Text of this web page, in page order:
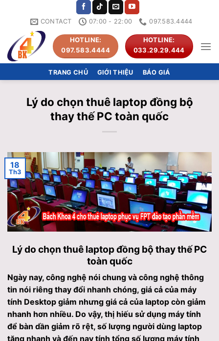
CONTACT 07:00 - 22:00 097.583.4444
HOTLINE:
097.583.4444
HOTLINE:
033.29.29.444
TRANG CHỦ GIỚI THIỆU BÁO GIÁ
Lý do chọn thuê laptop đồng bộ
thay thế PC toàn quốc
18
Th3
Lý do chọn thuê laptop đồng bộ thay thế PC
toàn quốc
Ngày nay, công nghệ nói chung và công nghệ thông
tin nói riêng thay đổi nhanh chóng, giá cả của máy
tính Desktop giảm nhưng giá cả của laptop còn giảm
nhanh hơn nhiều. Do vậy, thị hiếu sử dụng máy tính
để bàn dần giảm rõ rệt, số lượng người dùng laptop
tăng nhanh và đến nay tính tổng số lượng máy tính